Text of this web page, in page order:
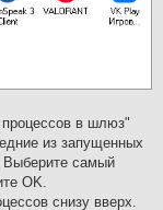
в шлюз"
из запущенных
Выберите самый
OK.
снизу вверх.